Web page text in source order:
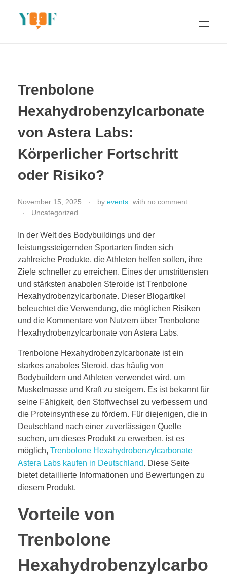
Trenbolone
Hexahydrobenzylcarbonate
von Astera Labs:
Körperlicher Fortschritt
oder Risiko?
November 15, 2025 by events with no comment
Uncategorized
In der Welt des Bodybuildings und der
leistungssteigernden Sportarten finden sich
zahlreiche Produkte, die Athleten helfen sollen, ihre
Ziele schneller zu erreichen. Eines der umstrittensten
und stärksten anabolen Steroide ist Trenbolone
Hexahydrobenzylcarbonate. Dieser Blogartikel
beleuchtet die Verwendung, die möglichen Risiken
und die Kommentare von Nutzern über Trenbolone
Hexahydrobenzylcarbonate von Astera Labs.
Trenbolone Hexahydrobenzylcarbonate ist ein
starkes anaboles Steroid, das häufig von
Bodybuildern und Athleten verwendet wird, um
Muskelmasse und Kraft zu steigern. Es ist bekannt für
seine Fähigkeit, den Stoffwechsel zu verbessern und
die Proteinsynthese zu fördern. Für diejenigen, die in
Deutschland nach einer zuverlässigen Quelle
suchen, um dieses Produkt zu erwerben, ist es
möglich, Trenbolone Hexahydrobenzylcarbonate
Astera Labs kaufen in Deutschland. Diese Seite
bietet detaillierte Informationen und Bewertungen zu
diesem Produkt.
Vorteile von
Trenbolone
Hexahydrobenzylcarbo